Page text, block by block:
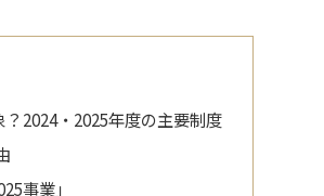
2024・2025年度の主要制度
事業」